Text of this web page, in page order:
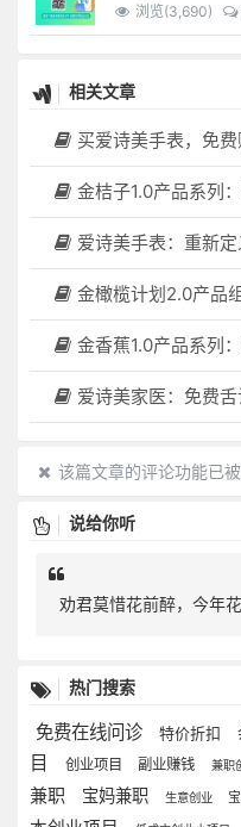
浏览(3,690)
相关文章
买爱诗美手表，免费赠送价值
金桔子1.0产品系列：家医AI慢病管理项目
爱诗美手表：重新定义智能
金橄榄计划2.0产品组合系列：健康分布机（健康一体机
金香蕉1.0产品系列：爱诗美家医健康分布机，健
爱诗美家医：免费
该篇文章的评论功能已
说给你听
劝君莫惜花前醉，今年
热门搜索
免费在线问诊 特价折扣
目
创业项目 副业赚钱 兼职
兼职
宝妈兼职 生意创业